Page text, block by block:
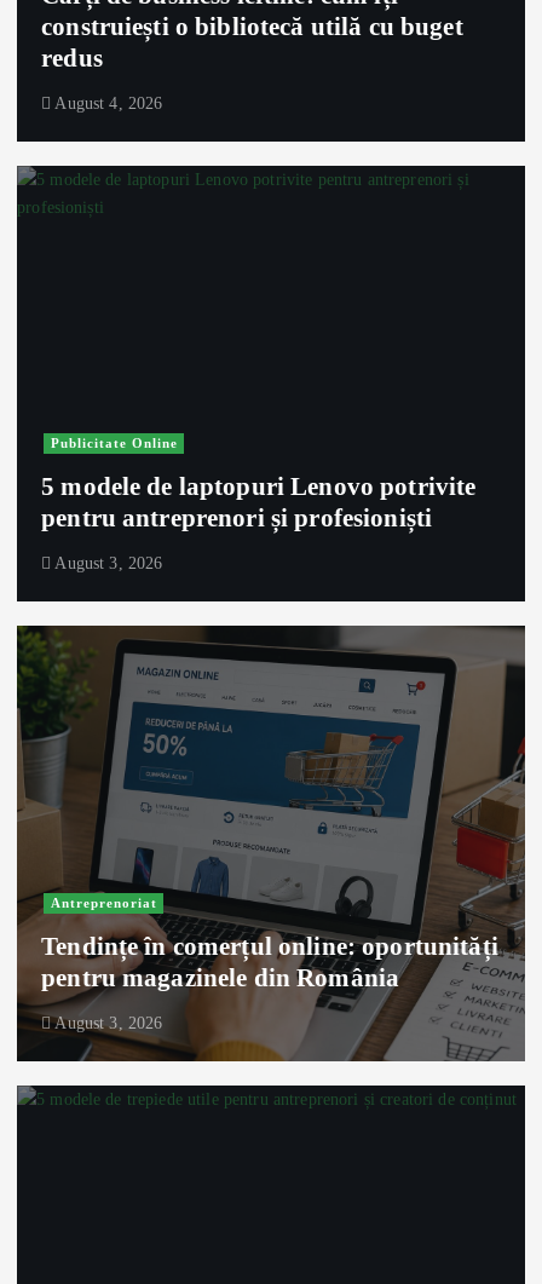
construiești o bibliotecă utilă cu buget
redus
August 4, 2026
Publicitate Online
5 modele de laptopuri Lenovo potrivite
pentru antreprenori și profesioniști
August 3, 2026
Antreprenoriat
Tendințe în comerțul online: oportunități
pentru magazinele din România
August 3, 2026